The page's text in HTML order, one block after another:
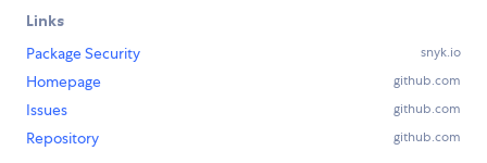
Links
Package Security
snyk.io
Homepage github.com
Issues github.com
Repository github.com